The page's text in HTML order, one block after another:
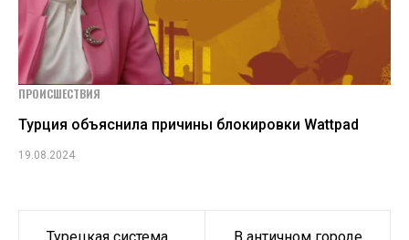
ПРОИСШЕСТВИЯ
Турция объяснила причины блокировки Wattpad
19.08.2024
Навигация